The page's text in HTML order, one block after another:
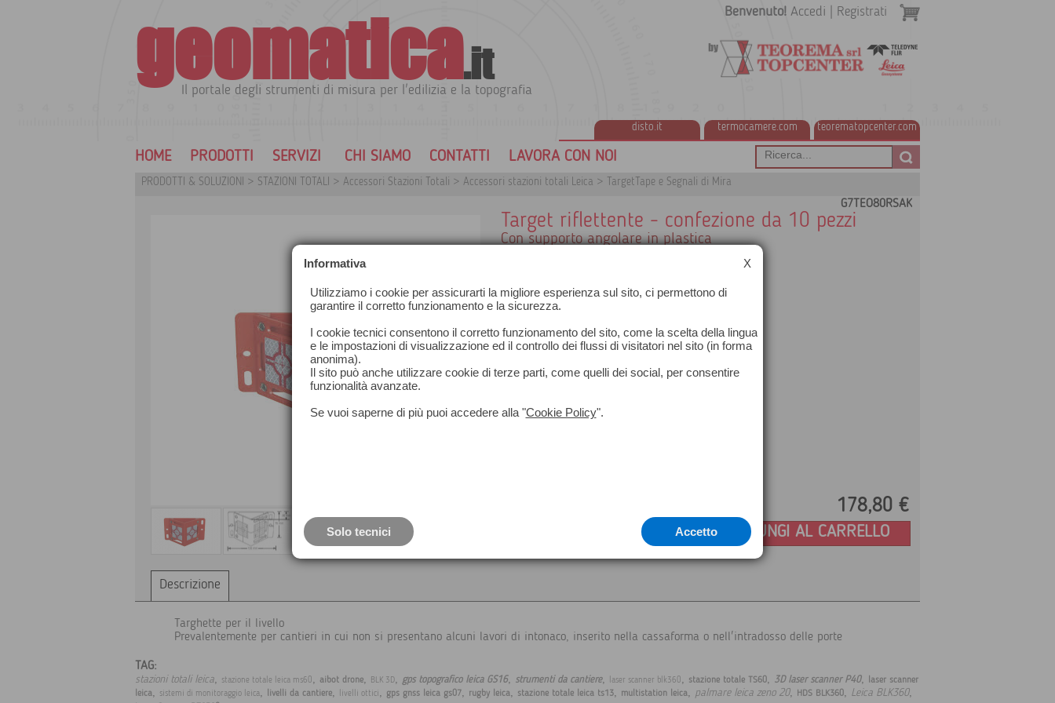
geomatica.it
Il portale degli strumenti di misura per l'edilizia e la topografia
disto.it termocamere.com teorematopcenter.com
Benvenuto! Accedi Registrati
HOME PRODOTTI SERVIZI CHI SIAMO CONTATTI LAVORA CON NOI
PRODOTTI & SOLUZIONI > STAZIONI TOTALI > Accessori Stazioni Totali > Accessori stazioni totali Leica > TargetTape e Segnali di Mira
G7TEO80RSAK
Target riflettente - confezione da 10 pezzi
Con supporto angolare in plastica
Raggio d’azione: 10-120 mt
178,80 €
AGGIUNGI AL CARRELLO
Descrizione
Targhette per il livello
Prevalentemente per cantieri in cui non si presentano alcuni lavori di intonaco, inserito nella cassaforma o nell'intradosso delle porte
TAG:
stazioni totali leica, stazione totale leica ms60, aibot drone, BLK 3D, gps topografico leica GS16, strumenti da cantiere, laser scanner blk360, stazione totale TS60, 3D laser scanner P40,
laser scanner
leica, sistemi di monitoraggio leica, livelli da cantiere, livelli ottici, gps gnss leica gs07, rugby leica, stazione totale leica ts13, multistation leica, palmare leica zeno 20, HDS BLK360, Leica BLK360,
Informativa X
Utilizziamo i cookie per assicurarti la migliore esperienza sul sito, ci permettono di
garantire il corretto funzionamento e la sicurezza.
I cookie tecnici consentono il corretto funzionamento del sito, come la scelta della lingua
e le impostazioni di visualizzazione ed il controllo dei flussi di visitatori nel sito (in forma
anonima).
Il sito può anche utilizzare cookie di terze parti, come quelli dei social, per consentire
funzionalità avanzate.
Se vuoi saperne di più puoi accedere alla "Cookie Policy".
Solo tecnici Accetto